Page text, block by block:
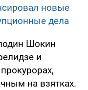
новые
дела
Шокин
и
на взятках.